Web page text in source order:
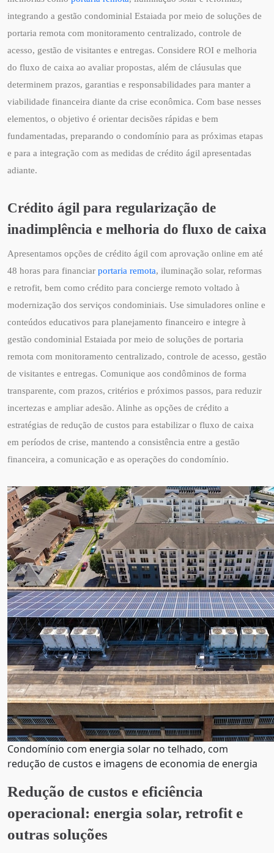
integrando a gestão condominial Estaiada por meio de soluções de
portaria remota com monitoramento centralizado, controle de
acesso, gestão de visitantes e entregas. Considere ROI e melhoria
do fluxo de caixa ao avaliar propostas, além de cláusulas que
determinem prazos, garantias e responsabilidades para manter a
viabilidade financeira diante da crise econômica. Com base nesses
elementos, o objetivo é orientar decisões rápidas e bem
fundamentadas, preparando o condomínio para as próximas etapas
e para a integração com as medidas de crédito ágil apresentadas
adiante.
Crédito ágil para regularização de
inadimplência e melhoria do fluxo de caixa
Apresentamos opções de crédito ágil com aprovação online em até
48 horas para financiar portaria remota, iluminação solar, reformas
e retrofit, bem como crédito para concierge remoto voltado à
modernização dos serviços condominiais. Use simuladores online e
conteúdos educativos para planejamento financeiro e integre à
gestão condominial Estaiada por meio de soluções de portaria
remota com monitoramento centralizado, controle de acesso, gestão
de visitantes e entregas. Comunique aos condôminos de forma
transparente, com prazos, critérios e próximos passos, para reduzir
incertezas e ampliar adesão. Alinhe as opções de crédito a
estratégias de redução de custos para estabilizar o fluxo de caixa
em períodos de crise, mantendo a consistência entre a gestão
financeira, a comunicação e as operações do condomínio.
Condomínio com energia solar no telhado, com
redução de custos e imagens de economia de energia
Redução de custos e eficiência
operacional: energia solar, retrofit e
outras soluções